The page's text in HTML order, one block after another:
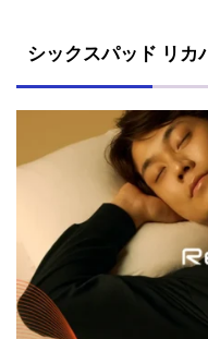
シックスパッド リカ